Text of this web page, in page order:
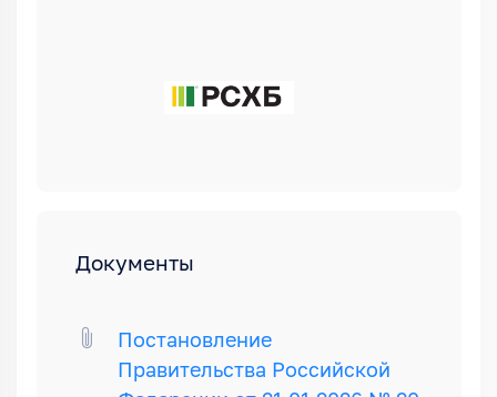
Документы
Постановление
Правительства Российской